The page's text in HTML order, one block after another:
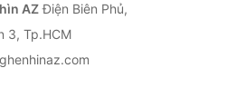
AZĐiện Biên Phủ,
3, Tp.HCM